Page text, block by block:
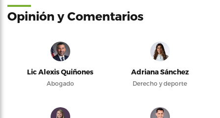
Opinión y Comentarios
Lic Alexis Quiñones
Abogado
Adriana Sánchez
Derecho y deporte